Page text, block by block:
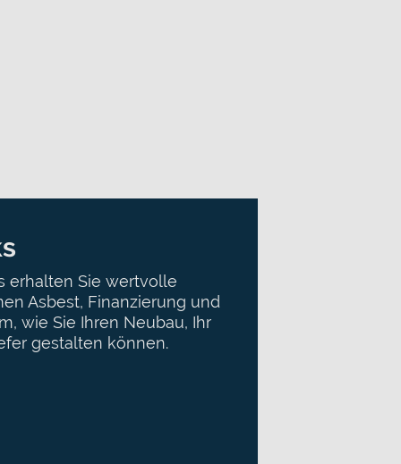
erhalten Sie wertvolle
Asbest, Finanzierung und
wie Sie Ihren Neubau, Ihr
gestalten können.